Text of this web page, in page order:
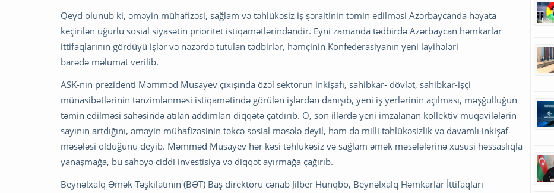
Qeyd olunub ki, əməyin mühafizəsi, sağlam və təhlükəsiz iş şəraitinin təmin edilməsi Azərbaycanda həyata
keçirilən uğurlu sosial siyasətin prioritet istiqamətlərindəndir. Eyni zamanda tədbirdə Azərbaycan həmkarlar
ittifaqlarının gördüyü işlər və nəzərdə tutulan tədbirlər, həmçinin Konfederasiyanın yeni layihələri
barədə məlumat verilib.
ASK-nın prezidenti Məmməd Musayev çıxışında özəl sektorun inkişafı, sahibkar- dövlət, sahibkar-işçi
münasibətlərinin tənzimlənməsi istiqamətində görülən işlərdən danışıb, yeni iş yerlərinin açılması, məşğulluğun
təmin edilməsi sahəsində atılan addımları diqqətə çatdırıb. O, son illərdə yeni imzalanan kollektiv müqavilələrin
sayının artdığını, əməyin mühafizəsinin təkcə sosial məsələ deyil, həm də milli təhlükəsizlik və davamlı inkişaf
məsələsi olduğunu deyib. Məmməd Musayev hər kəsi təhlükəsiz və sağlam əmək məsələlərinə xüsusi həssaslıqla
yanaşmağa, bu sahəyə ciddi investisiya və diqqət ayırmağa çağırıb.
Beynəlxalq Əmək Təşkilatının (BƏT) Baş direktoru cənab Jilber Hunqbo, Beynəlxalq Həmkarlar İttifaqları